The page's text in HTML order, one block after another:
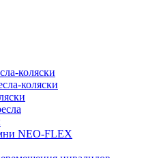
коляски
коляски
NEO-FLEX